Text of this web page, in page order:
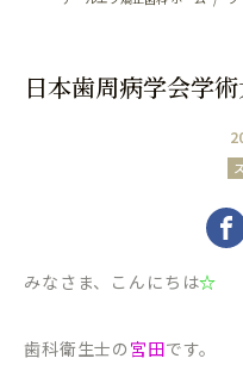
日本歯周病学会学
みなさま、こんにちは☆
歯科衛生士の 宮田です。